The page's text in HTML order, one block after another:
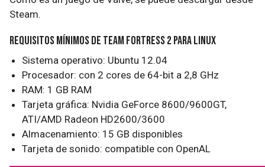
Steam.
Requisitos mínimos de Team Fortress 2 para Linux
Sistema operativo: Ubuntu 12.04
Procesador: con 2 cores de 64-bit a 2,8 GHz
RAM: 1 GB RAM
Tarjeta gráfica: Nvidia GeForce 8600/9600GT,
ATI/AMD Radeon HD2600/3600
Almacenamiento: 15 GB disponibles
Tarjeta de sonido: compatible con OpenAL